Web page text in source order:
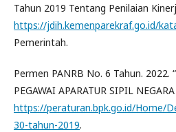
Tahun 2019 Tentang Penilaian
https://jdih.kemenparekraf.go.id/
Pemerintah.
Permen PANRB No. 6 Tahun. 2022.
PEGAWAI APARATUR SIPIL
https://peraturan.bpk.go.id/Home/
30-tahun-2019.